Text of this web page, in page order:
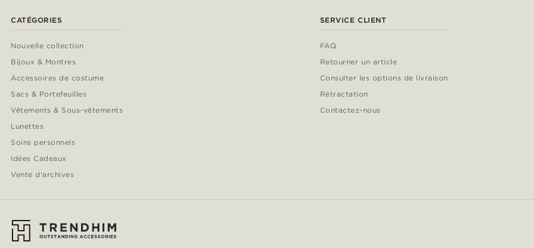
CATÉGORIES
Nouvelle collection
Bijoux & Montres
Accessoires de costume
Sacs & Portefeuilles
Vêtements & Sous-vêtements
Lunettes
Soins personnels
Idées Cadeaux
Vente d'archives
SERVICE CLIENT
FAQ
Retourner un article
Consulter les options de livraison
Rétractation
Contactez-nous